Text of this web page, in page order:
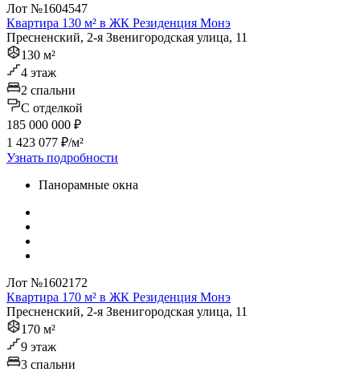
Лот №1604547
Квартира 130 м² в ЖК Резиденция Монэ
Пресненский, 2-я Звенигородская улица, 11
130 м²
4 этаж
2 спальни
C отделкой
185 000 000 ₽
1 423 077 ₽/м²
Узнать подробности
Панорамные окна
Лот №1602172
Квартира 170 м² в ЖК Резиденция Монэ
Пресненский, 2-я Звенигородская улица, 11
170 м²
9 этаж
3 спальни